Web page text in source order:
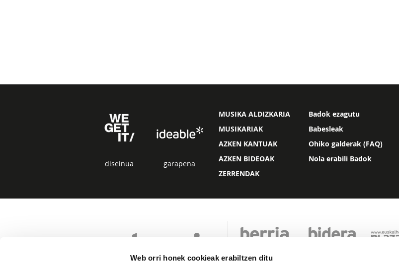
Web orri honek cookieak erabiltzen ditu
diseinua garapena
MUSIKA ALDIZKARIA
MUSIKARIAK
AZKEN KANTUAK
AZKEN BIDEOAK
ZERRENDAK
Badok ezagutu
Babesleak
Ohiko galderak (FAQ)
Nola erabili Badok